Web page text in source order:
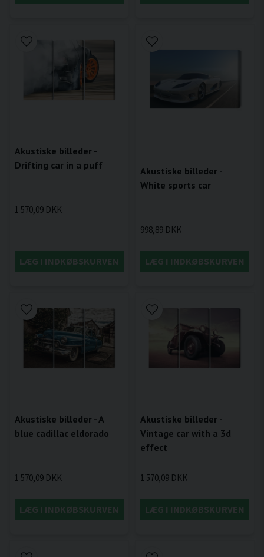
Akustiske billeder -
Drifting car in a puff
1 570,09 DKK
LÆG I INDKØBSKURVEN
Akustiske billeder -
White sports car
998,89 DKK
LÆG I INDKØBSKURVEN
Akustiske billeder - A
blue cadillac eldorado
1 570,09 DKK
LÆG I INDKØBSKURVEN
Akustiske billeder -
Vintage car with a 3d
effect
1 570,09 DKK
LÆG I INDKØBSKURVEN